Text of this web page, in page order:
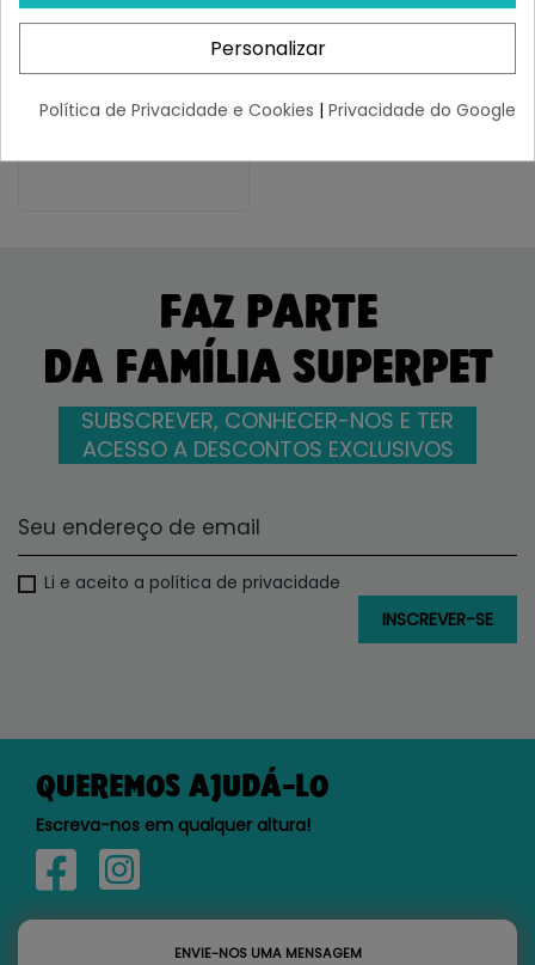
Wild Balance Recetas Del
¡Últimas produtos!
3,34 €
FAZ PARTE
DA FAMÍLIA SUPERPET
SUBSCREVER, CONHECER-NOS E TER
ACESSO A DESCONTOS EXCLUSIVOS
Li e aceito a política de privacidade
QUEREMOS AJUDÁ-LO
Escreva-nos em qualquer altura!
ENVIE-NOS UMA MENSAGEM
Personalizar
Política de Privacidade e Cookies | Privacidade do Google